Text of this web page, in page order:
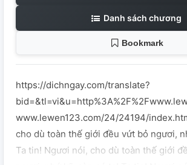
Danh sách chương
Bookmark
https://dichngay.com/translate?
www.lewen123.com/24/24194/
cho dù toàn thế giới đều vứt bỏ ngươi,
Ta tin! Ngươi nói, cho dù toàn thế giới